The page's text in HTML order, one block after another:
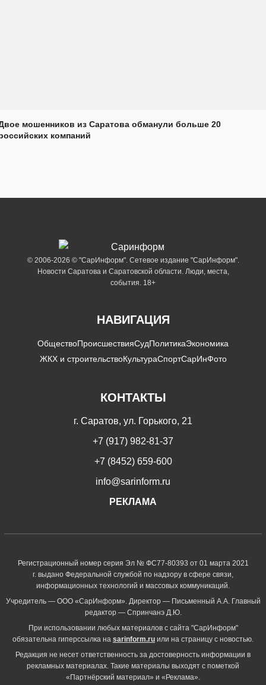
мошенников из Саратова обманули больше 20
компаний
© 2006-2026 © "СарИнформ". Сетевое издание "СарИнформ".
Новости Саратова и Саратовской области. Люди, места,
события. 18+
НАВИГАЦИЯ
ОбществоПроисшествияСудПолитикаЭкономика
ЖКХ и строительствоКультураСпортСарИнФото
КОНТАКТЫ
г. Саратов, ул. Горького, 21
+7 (917) 982-81-37
+7 (8452) 659-600
info@sarinform.ru
РЕКЛАМА
Регистрационный номер серия Эл № ФС77-80393 от 01 марта 2021
г. выдано Федеральной службой по надзору в сфере связи,
информационных технологий и массовых коммуникаций.
Учредитель — ООО «СарИнформ». Директор — Письменный А.А. Главный
редактор — Спринчанэ Д.Ю.
При использовании любых материалов с сайта "СарИнформ"
обязательна гиперссылка на sarinform.ru или на страницу с новостью.
Редакция не несет ответственность за достоверность информации в
рекламных материалах. Такие материалы выходят с пометкой
«Партнёрский материал» и «Реклама».